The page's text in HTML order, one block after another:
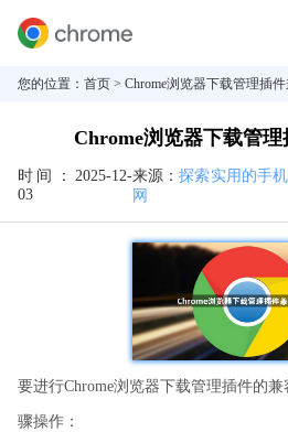
您的位置： 首页 > Chrome浏览器下载管理插
Chrome浏览器下载管
时间： 2025-12-
03
来源：探索实用的手
网
要进行Chrome浏览器下载管理插件的
骤操作：